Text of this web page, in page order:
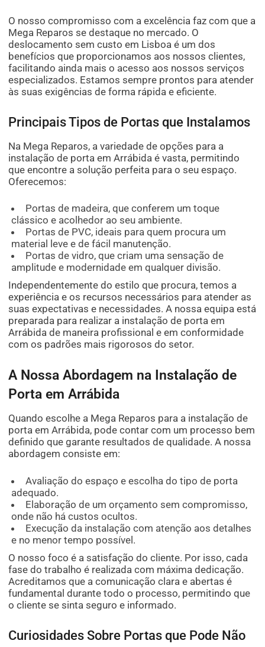
O nosso compromisso com a excelência faz com que a
Mega Reparos se destaque no mercado. O
deslocamento sem custo em Lisboa é um dos
benefícios que proporcionamos aos nossos clientes,
facilitando ainda mais o acesso aos nossos serviços
especializados. Estamos sempre prontos para atender
às suas exigências de forma rápida e eficiente.
Principais Tipos de Portas que Instalamos
Na Mega Reparos, a variedade de opções para a
instalação de porta em Arrábida é vasta, permitindo
que encontre a solução perfeita para o seu espaço.
Oferecemos:
Portas de madeira, que conferem um toque
clássico e acolhedor ao seu ambiente.
Portas de PVC, ideais para quem procura um
material leve e de fácil manutenção.
Portas de vidro, que criam uma sensação de
amplitude e modernidade em qualquer divisão.
Independentemente do estilo que procura, temos a
experiência e os recursos necessários para atender as
suas expectativas e necessidades. A nossa equipa está
preparada para realizar a instalação de porta em
Arrábida de maneira profissional e em conformidade
com os padrões mais rigorosos do setor.
A Nossa Abordagem na Instalação de
Porta em Arrábida
Quando escolhe a Mega Reparos para a instalação de
porta em Arrábida, pode contar com um processo bem
definido que garante resultados de qualidade. A nossa
abordagem consiste em:
Avaliação do espaço e escolha do tipo de porta
adequado.
Elaboração de um orçamento sem compromisso,
onde não há custos ocultos.
Execução da instalação com atenção aos detalhes
e no menor tempo possível.
O nosso foco é a satisfação do cliente. Por isso, cada
fase do trabalho é realizada com máxima dedicação.
Acreditamos que a comunicação clara e abertas é
fundamental durante todo o processo, permitindo que
o cliente se sinta seguro e informado.
Curiosidades Sobre Portas que Pode Não